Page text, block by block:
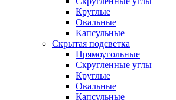
Круглые
Овальные
Капсульные
Скрытая подсветка
Прямоугольные
Скругленные углы
Круглые
Овальные
Капсульные